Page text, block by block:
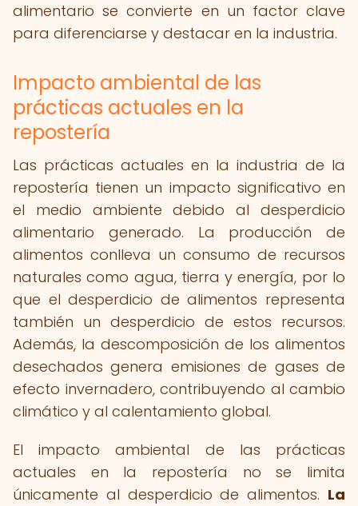
alimentario se convierte en un factor clave
para diferenciarse y destacar en la industria.
Impacto ambiental de las
prácticas actuales en la
repostería
Las prácticas actuales en la industria de la
repostería tienen un impacto significativo en
el medio ambiente debido al desperdicio
alimentario generado. La producción de
alimentos conlleva un consumo de recursos
naturales como agua, tierra y energía, por lo
que el desperdicio de alimentos representa
también un desperdicio de estos recursos.
Además, la descomposición de los alimentos
desechados genera emisiones de gases de
efecto invernadero, contribuyendo al cambio
climático y al calentamiento global.
El impacto ambiental de las prácticas
actuales en la repostería no se limita
únicamente al desperdicio de alimentos. La